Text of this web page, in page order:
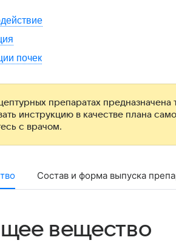
почек
препаратах предназначена
инструкцию в качестве плана
с врачом.
Состав и форма выпуска
вещество